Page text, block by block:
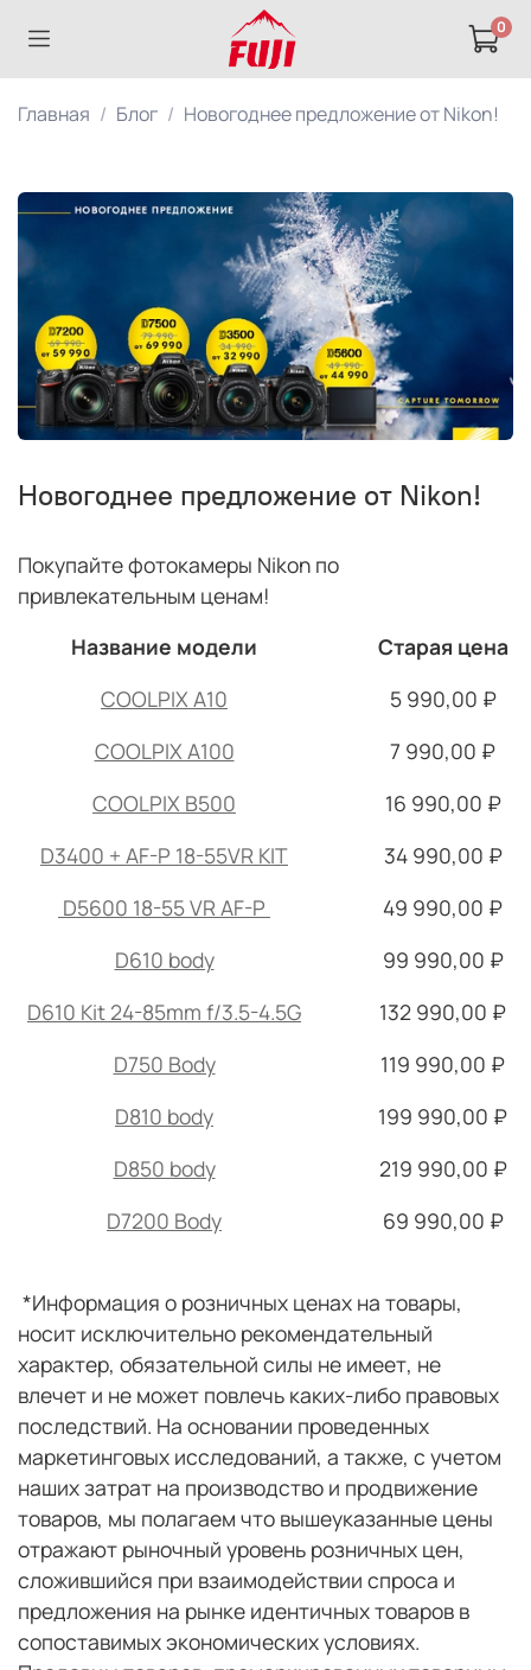
0
Главная Блог Новогоднее предложение от Nikon!
Новогоднее предложение от Nikon!
Покупайте фотокамеры Nikon по
привлекательным ценам!
Название модели
Старая цена
COOLPIX A10
5 990,00 ₽
COOLPIX A100
7 990,00 ₽
COOLPIX B500
16 990,00 ₽
D3400 + AF-P 18-55VR KIT
34 990,00 ₽
D5600 18-55 VR AF-P
49 990,00 ₽
D610 body
99 990,00 ₽
D610 Kit 24-85mm f/3.5-4.5G
132 990,00 ₽
D750 Body
119 990,00 ₽
D810 body
199 990,00 ₽
D850 body
219 990,00 ₽
D7200 Body
69 990,00 ₽
*Информация о розничных ценах на товары,
носит исключительно рекомендательный
характер, обязательной силы не имеет, не
влечет и не может повлечь каких-либо правовых
последствий. На основании проведенных
маркетинговых исследований, а также, с учетом
наших затрат на производство и продвижение
товаров, мы полагаем что вышеуказанные цены
отражают рыночный уровень розничных цен,
сложившийся при взаимодействии спроса и
предложения на рынке идентичных товаров в
сопоставимых экономических условиях.